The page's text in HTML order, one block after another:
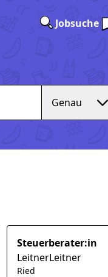
Jobsuche
Genau
Steuerberater:in
LeitnerLeitner
Ried